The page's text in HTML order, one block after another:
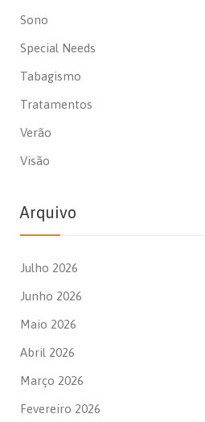
Sono
Special Needs
Tabagismo
Tratamentos
Verão
Visão
Arquivo
Julho 2026
Junho 2026
Maio 2026
Abril 2026
Março 2026
Fevereiro 2026